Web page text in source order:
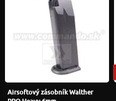
Airsoftový zásobník Walther